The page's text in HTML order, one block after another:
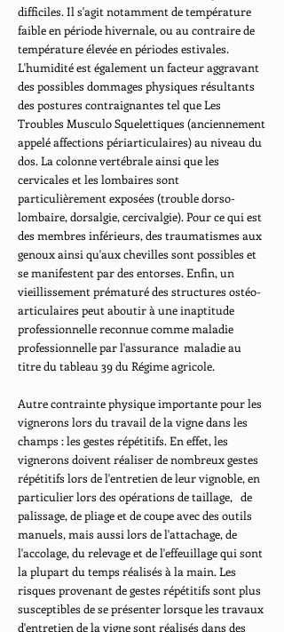
difficiles. Il s'agit notamment de température
faible en période hivernale, ou au contraire de
température élevée en périodes estivales.
L'humidité est également un facteur aggravant
des possibles dommages physiques résultants
des postures contraignantes tel que Les
Troubles Musculo Squelettiques (anciennement
appelé affections périarticulaires) au niveau du
dos. La colonne vertébrale ainsi que les
cervicales et les lombaires sont
particulièrement exposées (trouble dorso-
lombaire, dorsalgie, cercivalgie). Pour ce qui est
des membres inférieurs, des traumatismes aux
genoux ainsi qu'aux chevilles sont possibles et
se manifestent par des entorses. Enfin, un
vieillissement prématuré des structures ostéo-
articulaires peut aboutir à une inaptitude
professionnelle reconnue comme maladie
professionnelle par l'assurance maladie au
titre du tableau 39 du Régime agricole.
Autre contrainte physique importante pour les
vignerons lors du travail de la vigne dans les
champs : les gestes répétitifs. En effet, les
vignerons doivent réaliser de nombreux gestes
répétitifs lors de l'entretien de leur vignoble, en
particulier lors des opérations de taillage, de
palissage, de pliage et de coupe avec des outils
manuels, mais aussi lors de l'attachage, de
l'accolage, du relevage et de l'effeuillage qui sont
la plupart du temps réalisés à la main. Les
risques provenant de gestes répétitifs sont plus
susceptibles de se présenter lorsque les travaux
d'entretien de la vigne sont réalisés dans des